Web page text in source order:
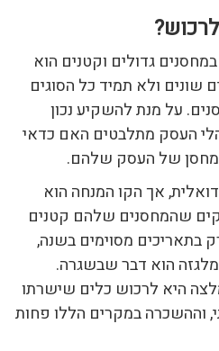
גדולים וקטנים הוא
שונים ולא תמיד כל הסוגים
על מנת להשקיע נכון
העסק מתלבטים האם כדאי
של העסק שלהם.
אך הקו המנחה הוא
שהמחסנים שלהם קטנים
בתאריכים מסוימים בשנה,
הוא דבר שבשגרה.
היא לרכוש כלים שישרתו
וההשכרה במקרים הללו פחות